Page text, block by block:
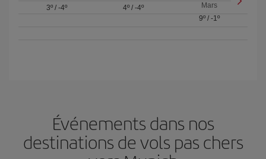
3º/ -4º
4º/ -4º
Mars
9º /-1º
Événements dans nos
destinations de vols pas chers